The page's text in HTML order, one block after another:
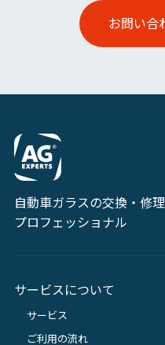
お問い合
自動車ガラスの交換・修
プロフェッショナル
サービスについて
サービス
ご利用の流れ